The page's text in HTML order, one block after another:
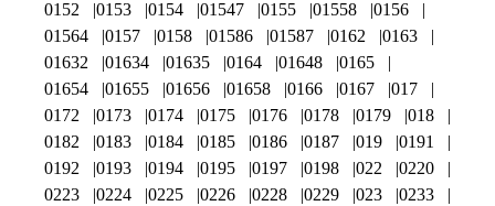
0152
0153 0154 01547 0155 01558
0156
01564
0157 0158 01586 01587 0162
0163
01632
01634 01635 0164 01648
0165
01654
01655 01656 01658 0166 0167
017
0172
0173 0174 0175 0176 0178 0179
018
0182
0183 0184 0185 0186 0187 019
0191
0192
0193 0194 0195 0197 0198 022
0220
0223
0224 0225 0226 0228 0229 023
0233